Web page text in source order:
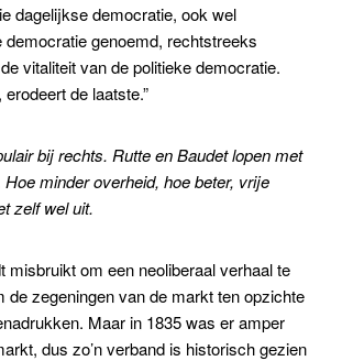
dagelijkse democratie, ook wel
genoemd, rechtstreeks
vitaliteit van de politieke democratie.
de laatste.”
bij rechts. Rutte en Baudet lopen met
minder overheid, hoe beter, vrije
zelf wel uit.
misbruikt om een neoliberaal verhaal te
de zegeningen van de markt ten opzichte
Maar in 1835 was er amper
dus zo’n verband is historisch gezien